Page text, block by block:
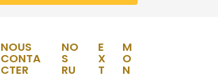
NOUS
CONTA
CTER
NO
S
RU
E
X
T
M
O
N